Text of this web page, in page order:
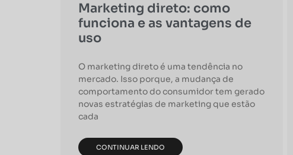
Marketing direto: como
funciona e as vantagens de
uso
O marketing direto é uma tendência no
mercado. Isso porque, a mudança de
comportamento do consumidor tem gerado
novas estratégias de marketing que estão
cada
CONTINUAR LENDO